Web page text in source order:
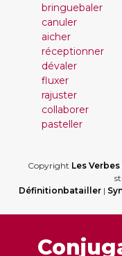
bringuebaler
canuler
aicher
réceptionner
dévaler
fluxer
rajuster
collaborer
pasteller
Copyright Les Verbes
Définitionbatailler |